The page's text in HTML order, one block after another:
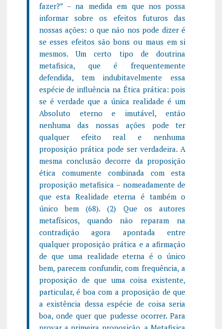
fazer?” – na medida em que nos possa
informar sobre os efeitos futuros das
nossas ações: o que não nos pode dizer é
se esses efeitos são bons ou maus em si
mesmos. Um certo tipo de doutrina
metafisica, que é frequentemente
defendida, tem indubitavelmente essa
espécie de influência na Ética prática: pois
se é verdade que a única realidade é um
Absoluto eterno e imutável, então
nenhuma das nossas ações pode ter
qualquer efeito real e nenhuma
proposição prática pode ser verdadeira. A
mesma conclusão decorre da proposição
ética comumente combinada com esta
proposição metafisica – nomeadamente de
que esta Realidade eterna é também o
único bem (68). (2) Que os autores
metafísicos, quando não reparam na
contradição agora apontada entre
qualquer proposição prática e a afirmação
de que uma realidade eterna é o único
bem, parecem confundir, com frequência, a
proposição de que uma coisa existente,
particular, é boa com a proposição de que
a existência dessa espécie de coisa seria
boa, onde quer que pudesse ocorrer. Para